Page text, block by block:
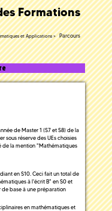
Formations
et Applications
Parcours
de Master 1 (S7 et S8) de la
sous réserve des UEs choisies
de la mention "Mathématiques
en S10. Ceci fait un total de
à l'écrit B" en S0 et
de base à une préparation
en mathématiques et